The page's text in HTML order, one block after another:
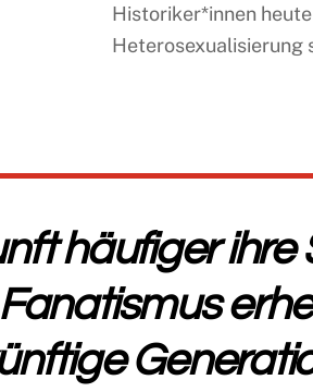
Historiker*innen
Heterosexualisierung
häufiger ihre